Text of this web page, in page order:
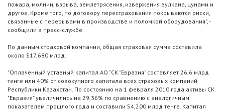
пожара, молнии, взрыва, землетрясения, извержения вулкана, цунами и
другое. Кроме того, по договору перестрахования покрываются риски,
связанные с перерывами в производстве и поломкой оборудования", -
сообщили в пресс-службе.
По данным страховой компании, общая страховая сумма составила
около $17,680 млрд.
"Оплаченный уставный капитал АО "СК "Евразия" составляет 26,6 млрд
тенге или 40% от совокупного капитала всех страховых компаний
Республики Казахстан. По состоянию на 1 февраля 2010 года активы СК
"Евразия" увеличились на 29,36% по сравнению с аналогичным
показателем прошлого года и составили 54,200 млрд тенге. Капитал